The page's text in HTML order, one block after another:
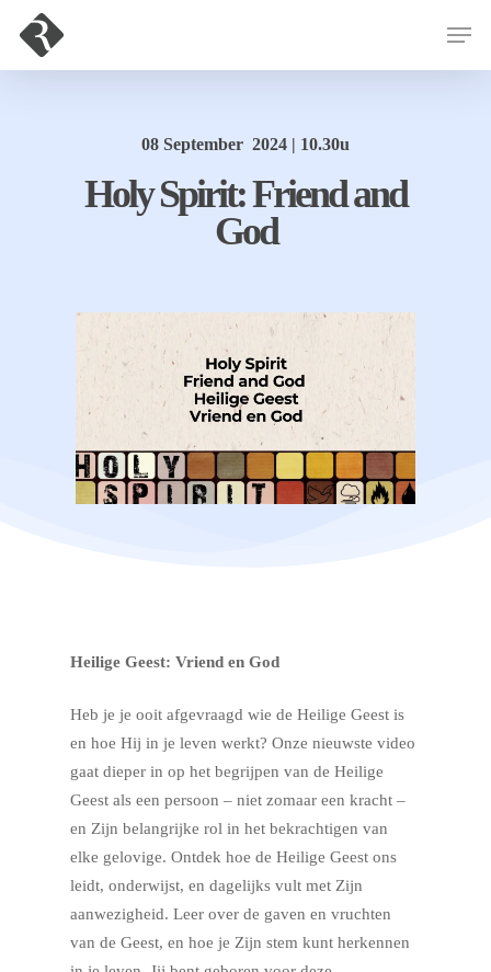
08 September 2024 | 10.30u
Holy Spirit: Friend and
God
Heilige Geest​:Vriend en God​
Heb je je ooit afgevraagd wie de Heilige Geest is
en hoe Hij in je leven werkt? Onze nieuwste video
gaat dieper in op het begrijpen van de Heilige
Geest als een persoon – niet zomaar een kracht –
en Zijn belangrijke rol in het bekrachtigen van
elke gelovige. Ontdek hoe de Heilige Geest ons
leidt, onderwijst, en dagelijks vult met Zijn
aanwezigheid. Leer over de gaven en vruchten
van de Geest, en hoe je Zijn stem kunt herkennen